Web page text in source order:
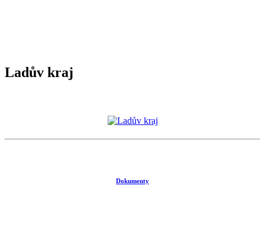
Ladův kraj
Dokumenty